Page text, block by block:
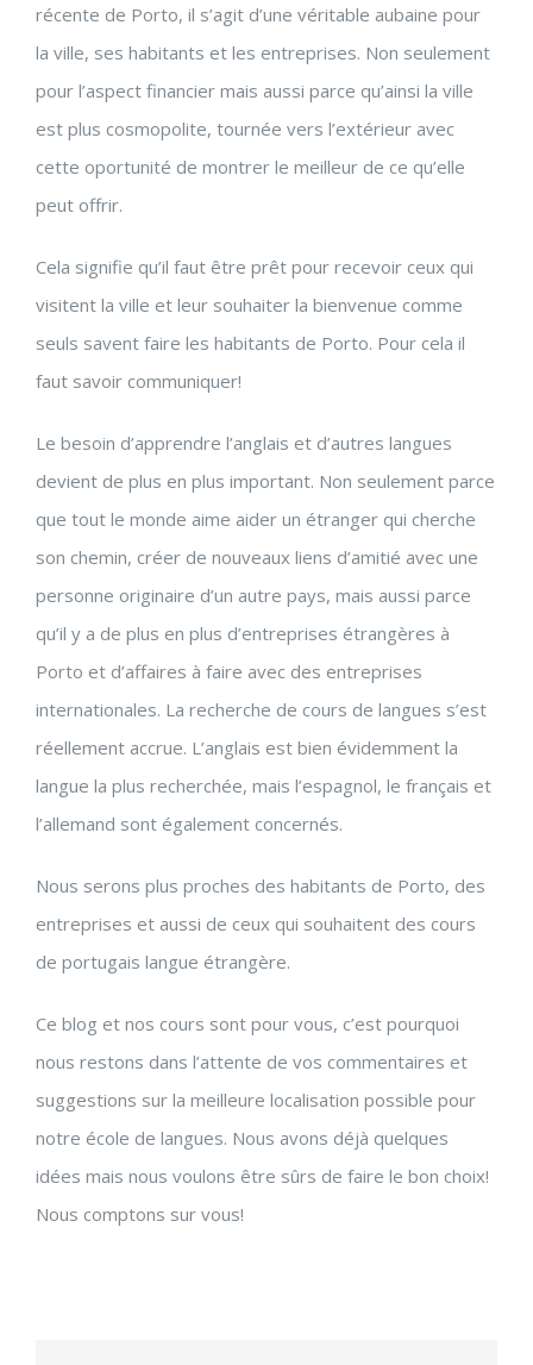
récente de Porto, il s’agit d’une véritable aubaine pour
la ville, ses habitants et les entreprises. Non seulement
pour l’aspect financier mais aussi parce qu’ainsi la ville
est plus cosmopolite, tournée vers l’extérieur avec
cette oportunité de montrer le meilleur de ce qu’elle
peut offrir.
Cela signifie qu’il faut être prêt pour recevoir ceux qui
visitent la ville et leur souhaiter la bienvenue comme
seuls savent faire les habitants de Porto. Pour cela il
faut savoir communiquer!
Le besoin d’apprendre l’anglais et d’autres langues
devient de plus en plus important. Non seulement parce
que tout le monde aime aider un étranger qui cherche
son chemin, créer de nouveaux liens d’amitié avec une
personne originaire d’un autre pays, mais aussi parce
qu’il y a de plus en plus d’entreprises étrangères à
Porto et d’affaires à faire avec des entreprises
internationales. La recherche de cours de langues s’est
réellement accrue. L’anglais est bien évidemment la
langue la plus recherchée, mais l’espagnol, le français et
l’allemand sont également concernés.
Nous serons plus proches des habitants de Porto, des
entreprises et aussi de ceux qui souhaitent des cours
de portugais langue étrangère.
Ce blog et nos cours sont pour vous, c’est pourquoi
nous restons dans l’attente de vos commentaires et
suggestions sur la meilleure localisation possible pour
notre école de langues. Nous avons déjà quelques
idées mais nous voulons être sûrs de faire le bon choix!
Nous comptons sur vous!